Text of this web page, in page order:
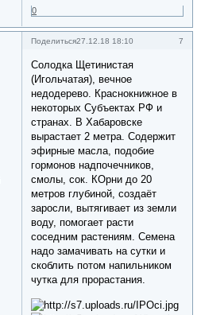
0
Поделиться 7
27.12.18 18:10
Солодка Щетинистая
(Игольчатая), вечное
недодерево. Краснокнижное в
некоторых Субъектах РФ и
странах. В Хабаровске
вырастает 2 метра. Содержит
эфирные масла, подобие
гормонов надпочечников,
смолы, сок. КОрни до 20
метров глубиной, создаёт
заросли, вытягивает из земли
воду, помогает расти
соседним растениям. Семена
надо замачивать на сутки и
скоблить потом напильником
чутка для прорастания.